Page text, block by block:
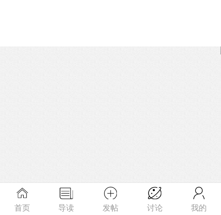
首页 导读 发帖 讨论 我的